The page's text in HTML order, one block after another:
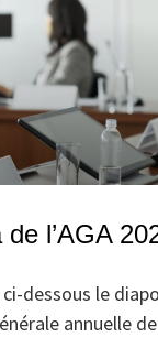
l’AGA
dessous le
annuelle